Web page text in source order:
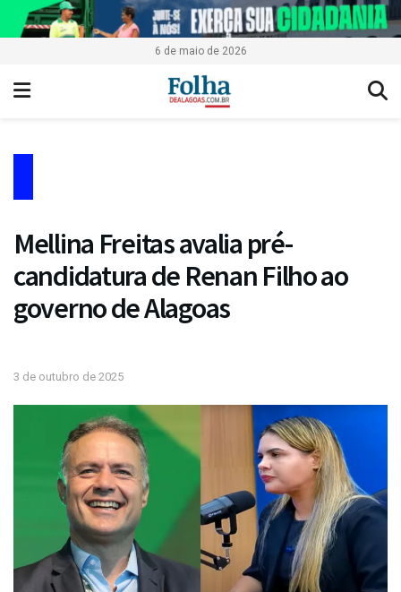
6 de maio de 2026
Mellina Freitas avalia pré-
candidatura de Renan Filho ao
governo de Alagoas
3 de outubro de 2025